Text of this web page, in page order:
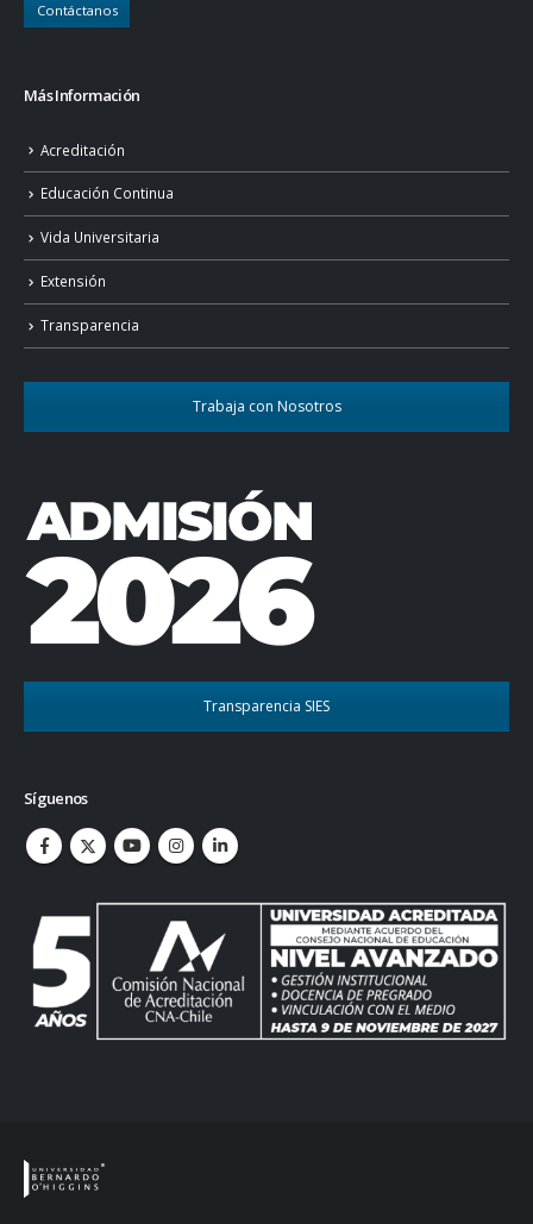
Contáctanos
Más Información
Acreditación
Educación Continua
Vida Universitaria
Extensión
Transparencia
Trabaja con Nosotros
Transparencia SIES
Síguenos